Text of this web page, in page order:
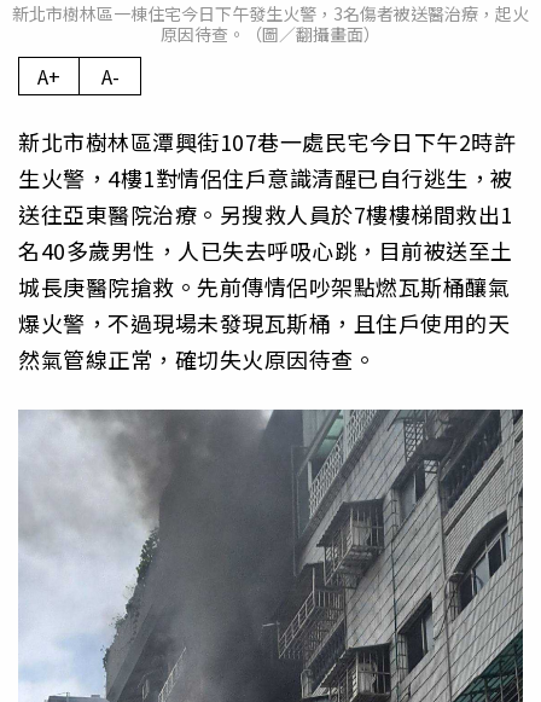
新北市樹林區一棟住宅今日下午發生火警，3名傷者被送醫治療，起火
原因待查。（圖／翻攝畫面）
A+ A-
新北市樹林區潭興街107巷一處民宅今日下午2時許
生火警，4樓1對情侶住戶意識清醒已自行逃生，被
送往亞東醫院治療。另搜救人員於7樓樓梯間救出1
名40多歲男性，人已失去呼吸心跳，目前被送至土
城長庚醫院搶救。先前傳情侶吵架點燃瓦斯桶釀氣
爆火警，不過現場未發現瓦斯桶，且住戶使用的天
然氣管線正常，確切失火原因待查。